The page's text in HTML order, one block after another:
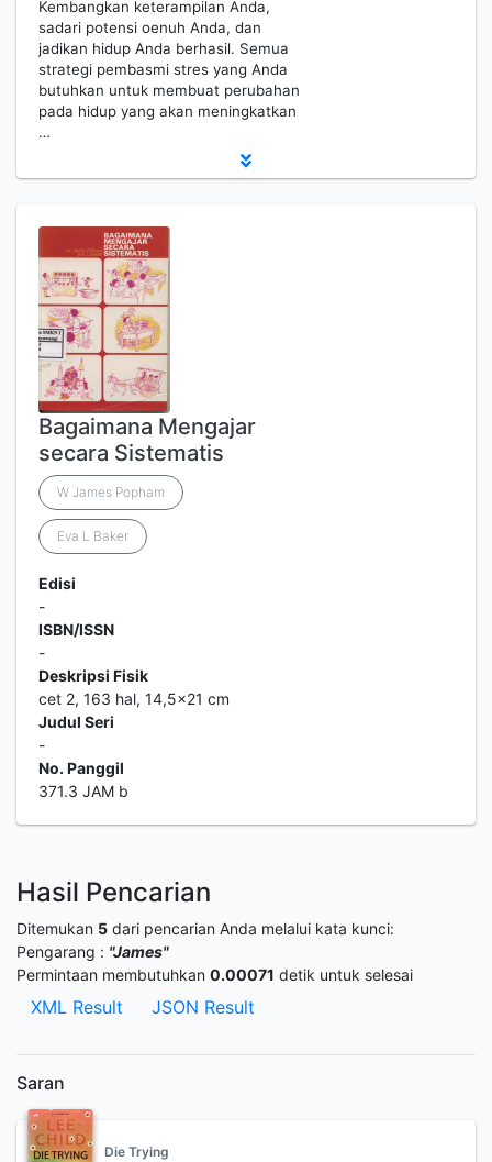
Kembangkan keterampilan Anda,
sadari potensi oenuh Anda, dan
jadikan hidup Anda berhasil. Semua
strategi pembasmi stres yang Anda
butuhkan untuk membuat perubahan
pada hidup yang akan meningkatkan
…
Bagaimana Mengajar
secara Sistematis
W James Popham
Eva L Baker
Edisi
-
ISBN/ISSN
-
Deskripsi Fisik
cet 2, 163 hal, 14,5x21 cm
Judul Seri
-
No. Panggil
371.3 JAM b
Hasil Pencarian
Ditemukan 5 dari pencarian Anda melalui kata kunci:
Pengarang : "James"
Permintaan membutuhkan 0.00071 detik untuk selesai
XML Result JSON Result
Saran
Die Trying